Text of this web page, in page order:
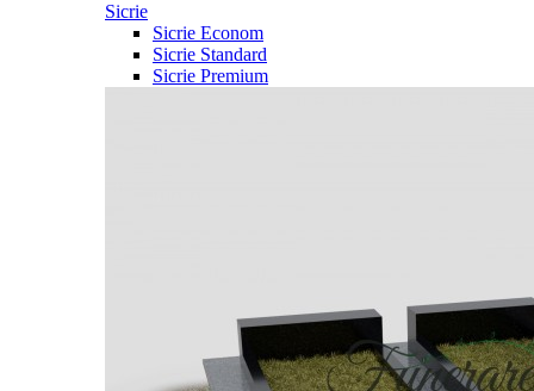
Sicrie
Sicrie Econom
Sicrie Standard
Sicrie Premium